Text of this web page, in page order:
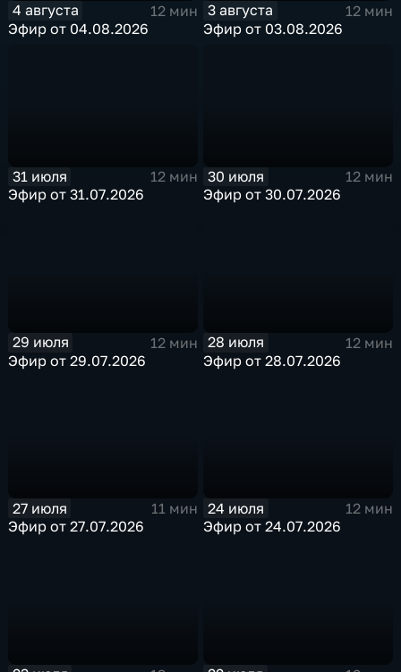
4 августа
12 мин
Эфир от 04.08.2026
3 августа
12 мин
Эфир от 03.08.2026
31 июля
12 мин
Эфир от 31.07.2026
30 июля
12 мин
Эфир от 30.07.2026
29 июля
12 мин
Эфир от 29.07.2026
28 июля
12 мин
Эфир от 28.07.2026
27 июля
11 мин
Эфир от 27.07.2026
24 июля
12 мин
Эфир от 24.07.2026